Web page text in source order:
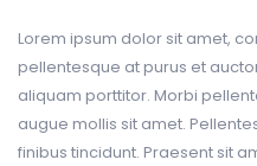
Lorem ipsum dolor sit amet,
pellentesque at purus et
aliquam porttitor. Morbi
augue mollis sit amet.
finibus tincidunt. Praesent sit